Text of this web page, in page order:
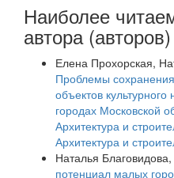
Наиболее
автора (авторов)
Елена Прохорская,
Проблемы
объектов
городах Московской
Архитектура и
Архитектура и
Наталья
потенциал малых